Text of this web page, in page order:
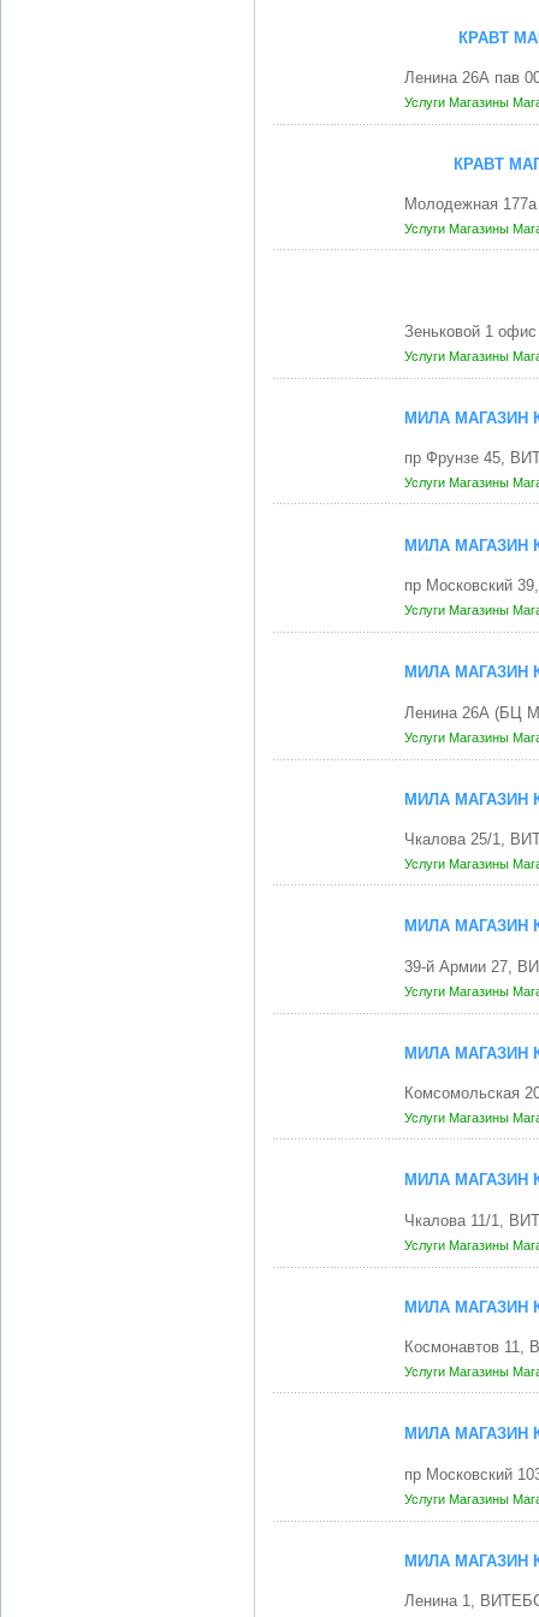
КРАВТ
Ленина 26А пав
Услуги Магазины
КРАВТ
Молодежная
Услуги Магазины
Зеньковой 1
Услуги Магазины
МИЛА
пр Фрунзе 45,
Услуги Магазины
МИЛА МАГАЗИН
пр Московский
Услуги Магазины
МИЛА
Ленина 26А (БЦ
Услуги Магазины
МИЛА
Чкалова 25/1,
Услуги Магазины
МИЛА
39-й Армии 27,
Услуги Магазины
МИЛА
Комсомольская
Услуги Магазины
МИЛА
Чкалова 11/1,
Услуги Магазины
МИЛА
Космонавтов 11,
Услуги Магазины
МИЛА
пр Московский
Услуги Магазины
МИЛА
Ленина 1,